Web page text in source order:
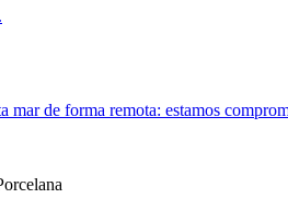
de forma remota: estamos